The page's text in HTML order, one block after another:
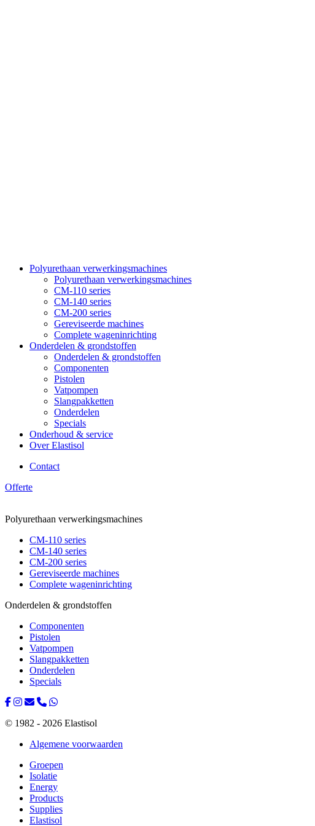
Polyurethaan verwerkingsmachines
Polyurethaan verwerkingsmachines
CM-110 series
CM-140 series
CM-200 series
Gereviseerde machines
Complete wageninrichting
Onderdelen & grondstoffen
Onderdelen & grondstoffen
Componenten
Pistolen
Vatpompen
Slangpakketten
Onderdelen
Specials
Onderhoud & service
Over Elastisol
Contact
Offerte
Polyurethaan verwerkingsmachines
CM-110 series
CM-140 series
CM-200 series
Gereviseerde machines
Complete wageninrichting
Onderdelen & grondstoffen
Componenten
Pistolen
Vatpompen
Slangpakketten
Onderdelen
Specials
© 1982 - 2026 Elastisol
Algemene voorwaarden
Groepen
Isolatie
Energy
Products
Supplies
Elastisol